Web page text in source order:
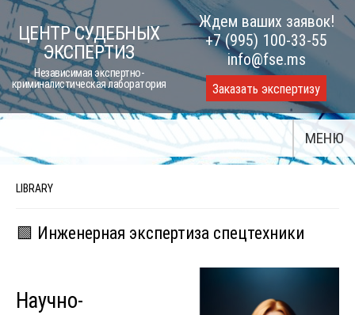
Skip
to
content
ЦЕНТР СУДЕБНЫХ
ЭКСПЕРТИЗ
Независимая экспертно-
криминалистическая лаборатория
Ждем ваших заявок!
+7 (995) 100-33-55
info@fse.ms
Заказать экспертизу
МЕНЮ
LIBRARY
🟩 Инженерная экспертиза спецтехники
Научно-